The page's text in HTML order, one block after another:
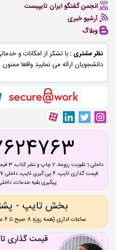
انجمن گفتگو ایران تایپیست
آرشیو خبری
وبلاگ
نظر مشتری :با تشکر از امکانات و
دانشجویان ارائه می نمایید واقعا ممنون
پیگیری بقیه خدمات، داخلی 9 روابط
بخش تایپ -
ساعات اداری (همه روزه 8 صبح تا 6 عصر، پنج شنبه ها تا 3 عصر )
قیمت گذاری